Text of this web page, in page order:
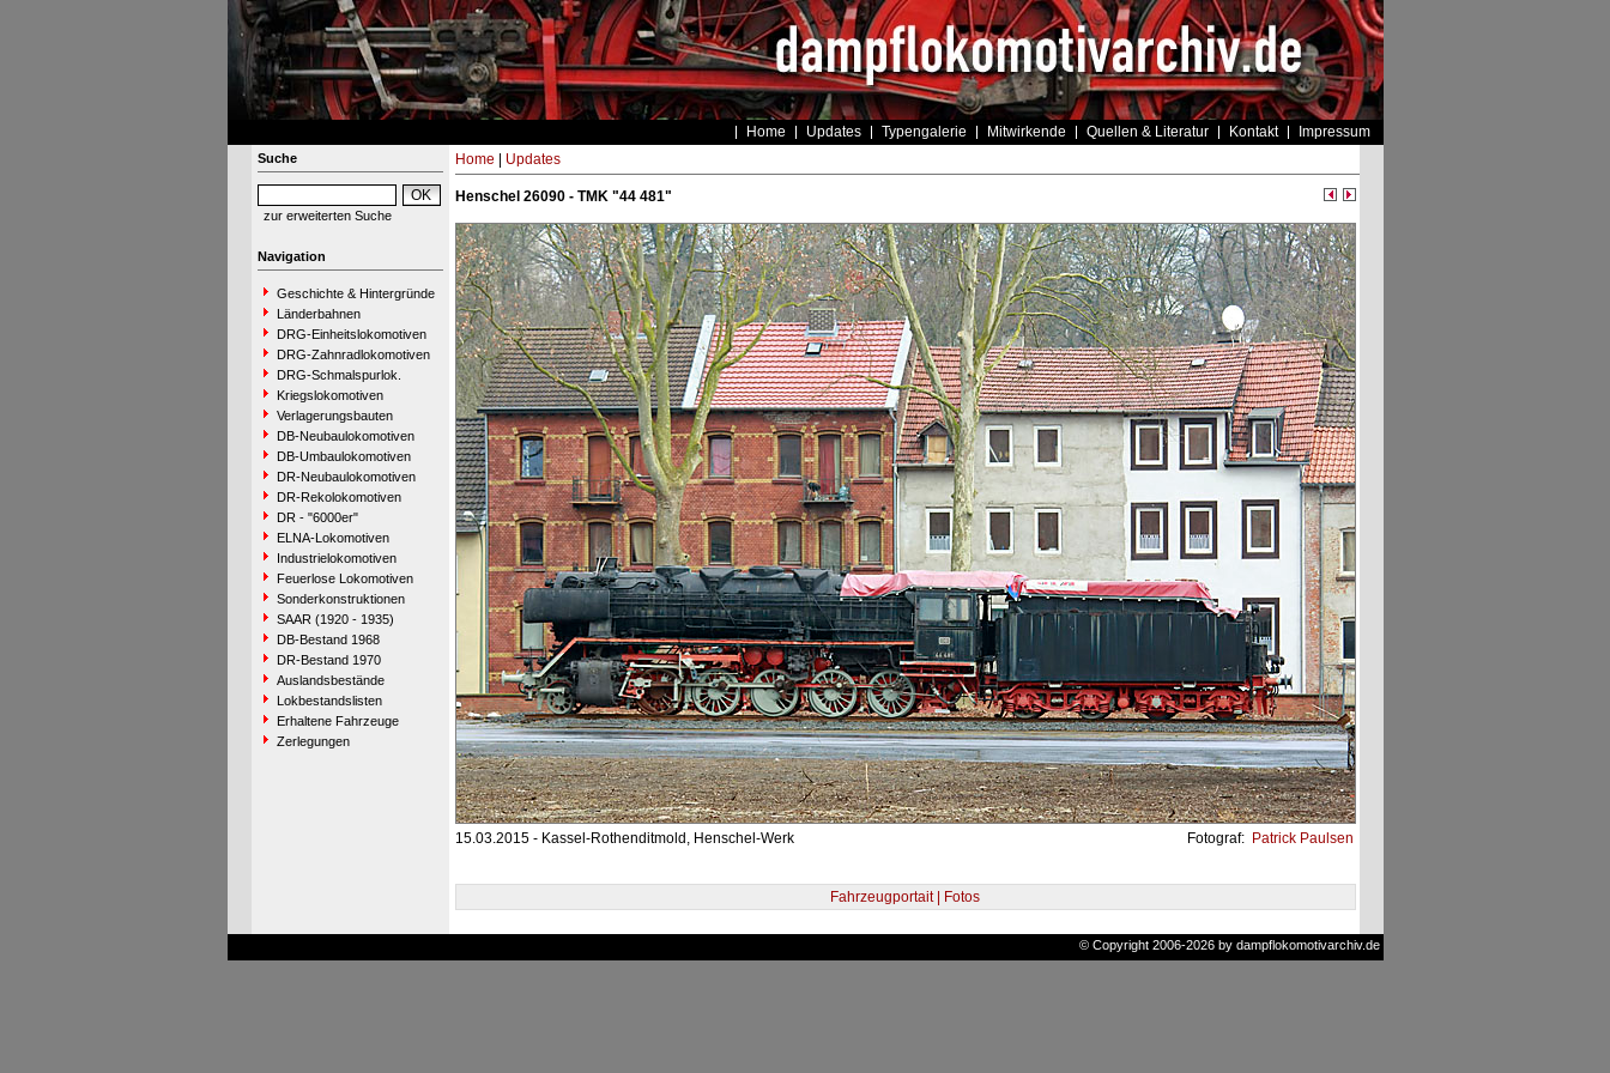
Home Updates Typengalerie Mitwirkende Quellen & Literatur Kontakt Impressum
Suche
zur erweiterten Suche
Navigation
Geschichte & Hintergründe
Länderbahnen
DRG-Einheitslokomotiven
DRG-Zahnradlokomotiven
DRG-Schmalspurlok.
Kriegslokomotiven
Verlagerungsbauten
DB-Neubaulokomotiven
DB-Umbaulokomotiven
DR-Neubaulokomotiven
DR-Rekolokomotiven
DR - "6000er"
ELNA-Lokomotiven
Industrielokomotiven
Feuerlose Lokomotiven
Sonderkonstruktionen
SAAR (1920 - 1935)
DB-Bestand 1968
DR-Bestand 1970
Auslandsbestände
Lokbestandslisten
Erhaltene Fahrzeuge
Zerlegungen
Home Updates
Henschel 26090 - TMK "44 481"
15.03.2015 - Kassel-Rothenditmold, Henschel-Werk Fotograf: Patrick Paulsen
Fahrzeugportait | Fotos
© Copyright 2006-2026 by dampflokomotivarchiv.de